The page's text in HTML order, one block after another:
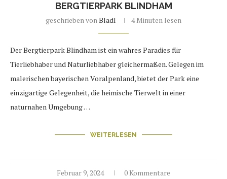
BERGTIERPARK BLINDHAM
geschrieben vonBladl 4 Minuten lesen
Der Bergtierpark Blindham ist ein wahres Paradies für
Tierliebhaber und Naturliebhaber gleichermaßen. Gelegen im
malerischen bayerischen Voralpenland, bietet der Park eine
einzigartige Gelegenheit, die heimische Tierwelt in einer
naturnahen Umgebung …
WEITERLESEN
Februar 9, 2024 0 Kommentare